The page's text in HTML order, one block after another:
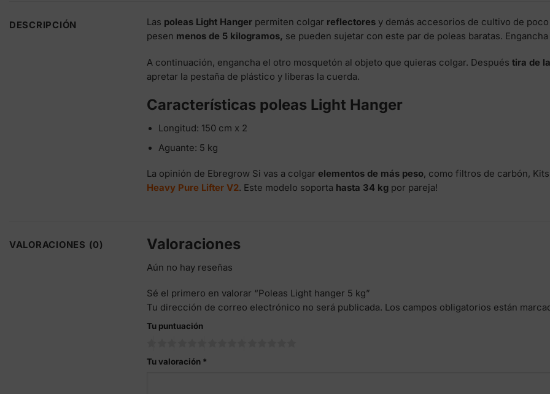
DESCRIPCIÓN Las poleas Light Hanger permiten colgar reflectores y demás accesorios de cultivo de
pesen menos de 5 kilogramos, se pueden sujetar con este par de poleas baratas.
A continuación, engancha el otro mosquetón al objeto que quieras colgar. Después tira de
apretar la pestaña de plástico y liberas la cuerda.
Características poleas Light Hanger
Longitud: 150 cm x 2
Aguante: 5 kg
La opinión de Ebregrow Si vas a colgar elementos de más peso, como filtros de carbón,
Heavy Pure Lifter V2. Este modelo soporta hasta 34 kg por pareja!
VALORACIONES (0) Valoraciones
Aún no hay reseñas
Sé el primero en valorar “Poleas Light hanger 5 kg”
Tu dirección de correo electrónico no será publicada. Los campos obligatorios están
Tu puntuación
Tu valoración *